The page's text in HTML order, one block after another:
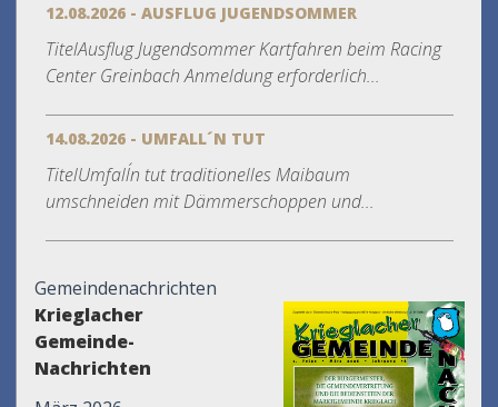
12.08.2026 - AUSFLUG JUGENDSOMMER
TitelAusflug Jugendsommer Kartfahren beim Racing
Center Greinbach Anmeldung erforderlich...
14.08.2026 - UMFALL´N TUT
TitelUmfall´n tut traditionelles Maibaum
umschneiden mit Dämmerschoppen und...
Gemeindenachrichten
Krieglacher
Gemeinde-
Nachrichten